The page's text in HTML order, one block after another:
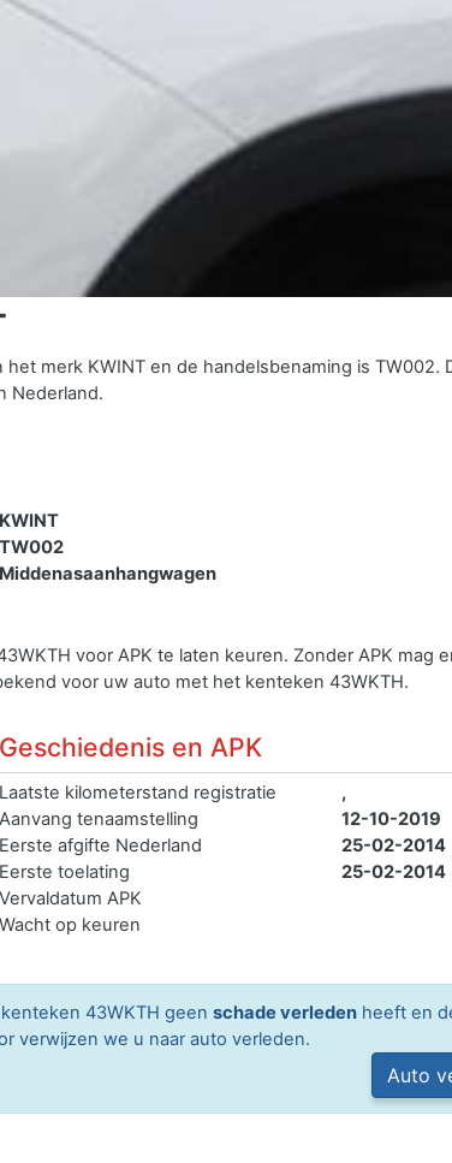
merk KWINT en de handelsbenaming is TW002.
Nederland.
KWINT
TW002
Middenasaanhangwagen
voor APK te laten keuren. Zonder APK mag
voor uw auto met het kenteken 43WKTH.
Geschiedenis en APK
Laatste kilometerstand registratie
,
Aanvang tenaamstelling
12-10-2019
Eerste afgifte Nederland
25-02-2014
Eerste toelating
25-02-2014
Vervaldatum APK
Wacht op keuren
43WKTH geen schade verleden heeft en
verwijzen we u naar auto verleden.
Auto